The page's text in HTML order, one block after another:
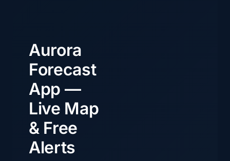
Aurora
Forecast
App —
Live Map
& Free
Alerts